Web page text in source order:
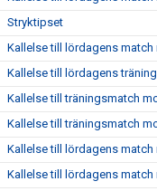
Stryktipset
Kallelse till lördagens match
Kallelse till lördagens
Kallelse till träningsmatch
Kallelse till träningsmatch
Kallelse till lördagens
Kallelse till lördagens match